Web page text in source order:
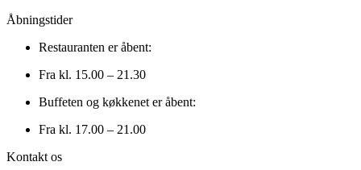
Åbningstider
Restauranten er åbent:
Fra kl. 15.00 – 21.30
Buffeten og køkkenet er åbent:
Fra kl. 17.00 – 21.00
Kontakt os